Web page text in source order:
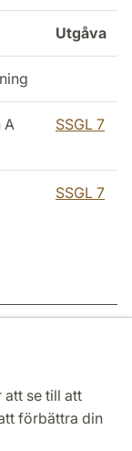
att se till att
förbättra din
Utgåva
A SSGL 7
SSGL 7